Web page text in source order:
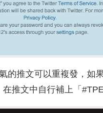
的推文可以重複發，如
推文中自行補上「#TPE